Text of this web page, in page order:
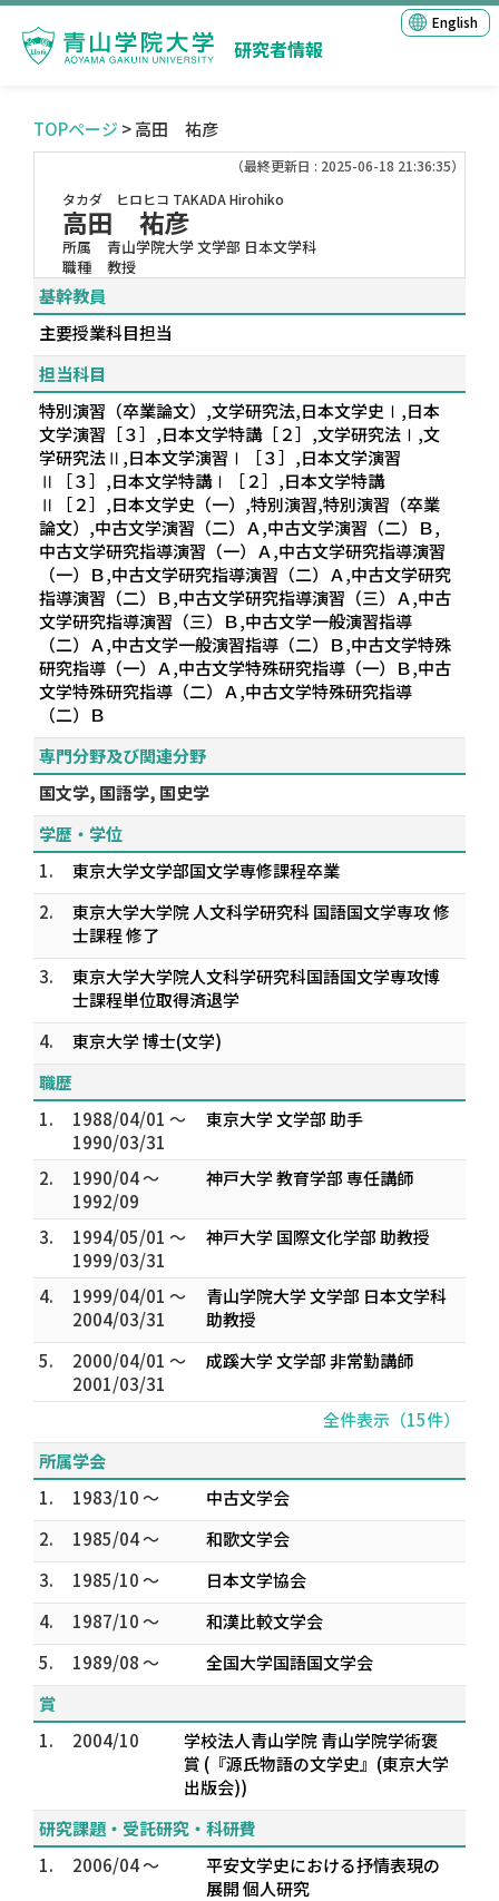
研究者情報
English
TOPページ > 高田 祐彦
（最終更新日 : 2025-06-18 21:36:35）
タカダ ヒロヒコ TAKADA Hirohiko
高田 祐彦
所属
青山学院大学 文学部 日本文学科
職種
教授
基幹教員
主要授業科目担当
担当科目
特別演習（卒業論文）,文学研究法,日本文学史Ⅰ,日本
文学演習［３］,日本文学特講［２］,文学研究法Ⅰ,文
学研究法Ⅱ,日本文学演習Ⅰ［３］,日本文学演習
Ⅱ［３］,日本文学特講Ⅰ［２］,日本文学特講
Ⅱ［２］,日本文学史（一）,特別演習,特別演習（卒業
論文）,中古文学演習（二）Ａ,中古文学演習（二）Ｂ,
中古文学研究指導演習（一）Ａ,中古文学研究指導演習
（一）Ｂ,中古文学研究指導演習（二）Ａ,中古文学研究
指導演習（二）Ｂ,中古文学研究指導演習（三）Ａ,中古
文学研究指導演習（三）Ｂ,中古文学一般演習指導
（二）Ａ,中古文学一般演習指導（二）Ｂ,中古文学特殊
研究指導（一）Ａ,中古文学特殊研究指導（一）Ｂ,中古
文学特殊研究指導（二）Ａ,中古文学特殊研究指導
（二）Ｂ
専門分野及び関連分野
国文学, 国語学, 国史学
学歴・学位
1.
東京大学文学部国文学専修課程卒業
2.
東京大学大学院 人文科学研究科 国語国文学専攻 修
士課程 修了
3.
東京大学大学院人文科学研究科国語国文学専攻博
士課程単位取得済退学
4.
東京大学 博士(文学)
職歴
1.
1988/04/01 ～
1990/03/31
東京大学 文学部 助手
2.
1990/04 ～
1992/09
神戸大学 教育学部 専任講師
3.
1994/05/01 ～
1999/03/31
神戸大学 国際文化学部 助教授
4.
1999/04/01 ～
2004/03/31
青山学院大学 文学部 日本文学科
助教授
5.
2000/04/01 ～
2001/03/31
成蹊大学 文学部 非常勤講師
全件表示（15件）
所属学会
1.
1983/10 ～
中古文学会
2.
1985/04 ～
和歌文学会
3.
1985/10 ～
日本文学協会
4.
1987/10 ～
和漢比較文学会
5.
1989/08 ～
全国大学国語国文学会
賞
1.
2004/10
学校法人青山学院 青山学院学術褒
賞 (『源氏物語の文学史』(東京大学
出版会))
研究課題・受託研究・科研費
1.
2006/04 ～
平安文学史における抒情表現の
展開 個人研究